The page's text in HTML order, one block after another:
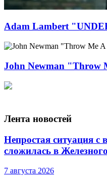
Adam Lambert
John Newman "Throw
Лента новостей
Непростая ситуация с
сложилась в
7 августа 2026